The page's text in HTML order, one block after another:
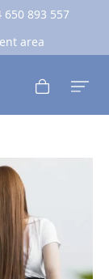
650 893 557
area